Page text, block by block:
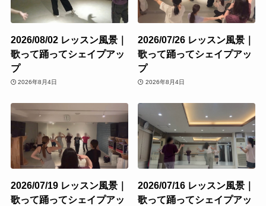
2026/08/02 レッスン風景｜
歌って踊ってシェイプアッ
プ
2026年8月4日
2026/07/26 レッスン風景｜
歌って踊ってシェイプアッ
プ
2026年8月4日
2026/07/19 レッスン風景｜
歌って踊ってシェイプアッ
2026/07/16 レッスン風景｜
歌って踊ってシェイプアッ